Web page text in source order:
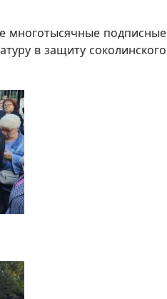
многотысячные подписные
в защиту соколинского